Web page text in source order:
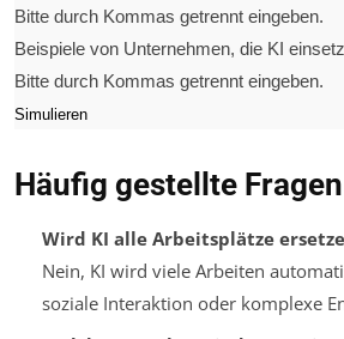
Bitte durch Kommas getrennt eingeben.
Beispiele von Unternehmen, die KI
Bitte durch Kommas getrennt eingeben.
Simulieren
Häufig gestellte
Wird KI alle Arbeitsplätze
Nein, KI wird viele Arbeiten
soziale Interaktion oder komplexe